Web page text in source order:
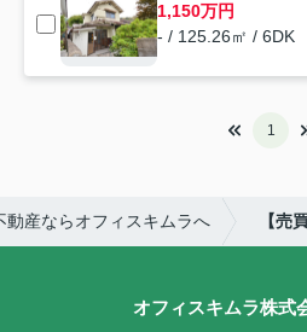
1,150万円
- / 125.26㎡ / 6DK
1
産ならオフィスキムラへ 【売
オフィスキムラ株式